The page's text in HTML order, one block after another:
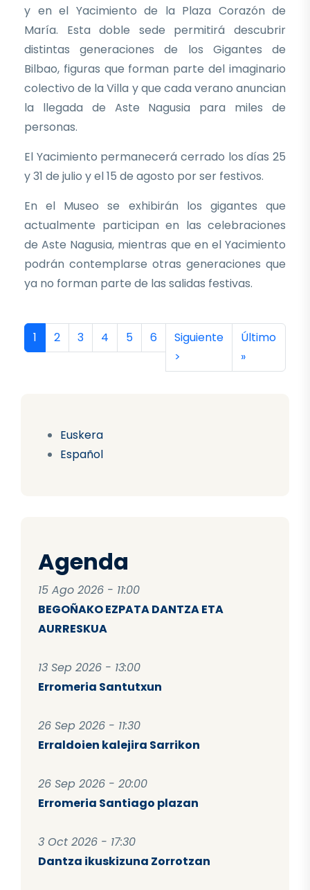
Euskera
Español
Agenda
15 Ago 2026 - 11:00
BEGOÑAKO EZPATA DANTZA ETA
AURRESKUA
13 Sep 2026 - 13:00
Erromeria Santutxun
26 Sep 2026 - 11:30
Erraldoien kalejira Sarrikon
26 Sep 2026 - 20:00
Erromeria Santiago plazan
3 Oct 2026 - 17:30
Dantza ikuskizuna Zorrotzan
y en el Yacimiento de la Plaza Corazón de
María. Esta doble sede permitirá descubrir
distintas generaciones de los Gigantes de
Bilbao, figuras que forman parte del imaginario
colectivo de la Villa y que cada verano anuncian
la llegada de Aste Nagusia para miles de
personas.
El Yacimiento permanecerá cerrado los días 25
y 31 de julio y el 15 de agosto por ser festivos.
En el Museo se exhibirán los gigantes que
actualmente participan en las celebraciones
de Aste Nagusia, mientras que en el Yacimiento
podrán contemplarse otras generaciones que
ya no forman parte de las salidas festivas.
Paginación
Página actual
1 Página
2 Página
3 Página
4 Página
5 Página
6 Siguiente página
Siguiente
>
Última
Último
»